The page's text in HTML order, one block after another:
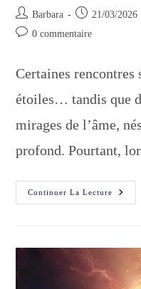
Auteur/autrice
de
Barbara
Publication
publiée :
21/03/2026
Commentaires
publication :
0 commentaire
Certaines rencontres
étoiles… tandis que
mirages de l’âme,
profond. Pourtant,
Continuer La Lecture
Amour
Détail
Tout